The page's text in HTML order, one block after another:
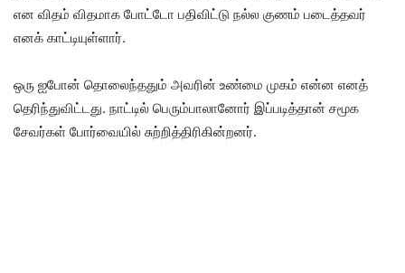
என விதம் விதமாக போட்டோ பதிவிட்டு நல்ல குணம் படைத்தவர்
எனக் காட்டியுள்ளார்.
ஒரு ஐபோன் தொலைந்ததும் அவரின் உண்மை முகம் என்ன எனத்
தெரிந்துவிட்டது. நாட்டில் பெரும்பாலானோர் இப்படித்தான் சமூக
சேவர்கள் போர்வையில் சுற்றித்திரிகின்றனர்.